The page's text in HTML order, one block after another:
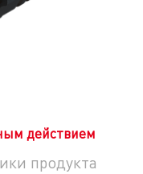
действием
продукта